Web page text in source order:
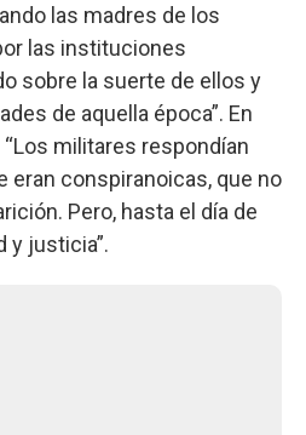
las madres de los
las instituciones
sobre la suerte de ellos y
de aquella época”. En
militares respondían
eran conspiranoicas, que no
Pero, hasta el día de
y justicia”.